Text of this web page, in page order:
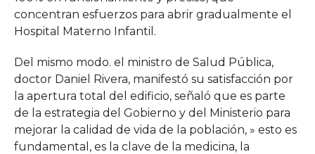
concentran esfuerzos para abrir gradualmente el
Hospital Materno Infantil.
Del mismo modo. el ministro de Salud Pública,
doctor Daniel Rivera, manifestó su satisfacción por
la apertura total del edificio, señaló que es parte
de la estrategia del Gobierno y del Ministerio para
mejorar la calidad de vida de la población, » esto es
fundamental, es la clave de la medicina, la